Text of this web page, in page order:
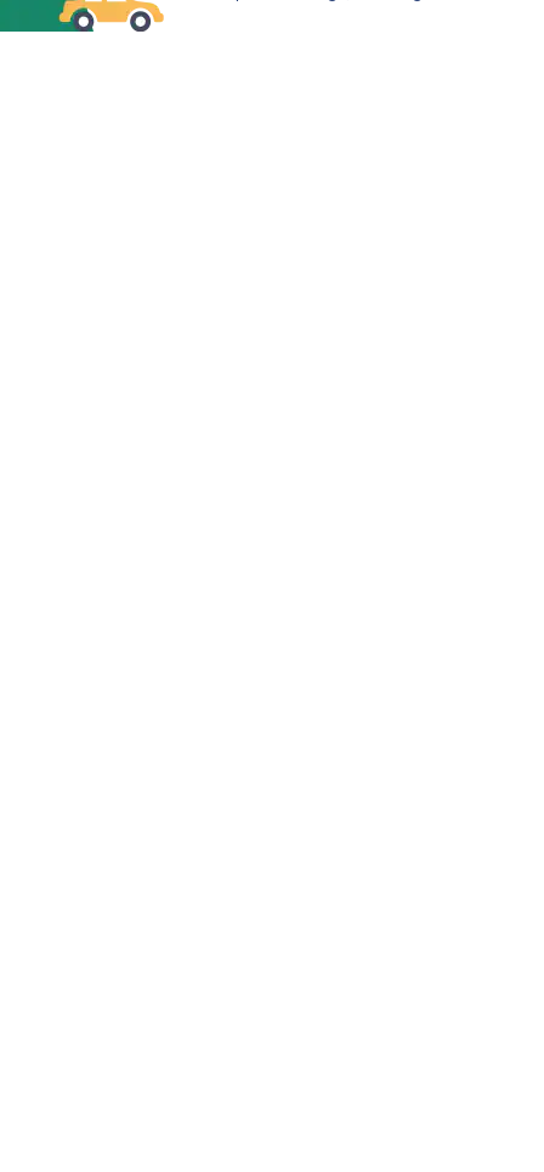
un justificatif d’identité supplémentaire et/ou
d’effectuer d’autres contrôles d’identité si nécessaire,